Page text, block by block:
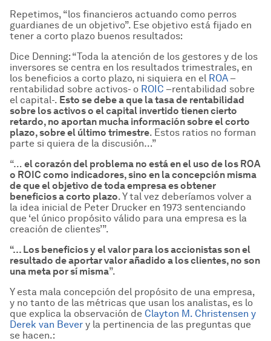
Repetimos, “los financieros actuando como perros
guardianes de un objetivo”. Ese objetivo está fijado en
tener a corto plazo buenos resultados:
Dice Denning: “Toda la atención de los gestores y de los
inversores se centra en los resultados trimestrales, en
los beneficios a corto plazo, ni siquiera en el ROA –
rentabilidad sobre activos- o ROIC –rentabilidad sobre
el capital-. Esto se debe a que la tasa de rentabilidad
sobre los activos o el capital invertido tienen cierto
retardo, no aportan mucha información sobre el corto
plazo, sobre el último trimestre. Estos ratios no forman
parte si quiera de la discusión…”
“… el corazón del problema no estáen el uso de los ROA
o ROIC como indicadores, sino en la concepción misma
de que el objetivo de toda empresa es obtener
beneficios a corto plazo. Y tal vez deberíamos volver a
la idea inicial de Peter Drucker en 1973 sentenciando
que ‘el único propósito válido para una empresa es la
creación de clientes’”.
“… Los beneficios y el valor para los accionistas son el
resultado de aportar valor añadido a los clientes, no son
una meta por sí misma”.
Y esta mala concepción del propósito de una empresa,
y no tanto de las métricas que usan los analistas, es lo
que explica la observación de Clayton M. Christensen y
Derek van Bever y la pertinencia de las preguntas que
se hacen.: